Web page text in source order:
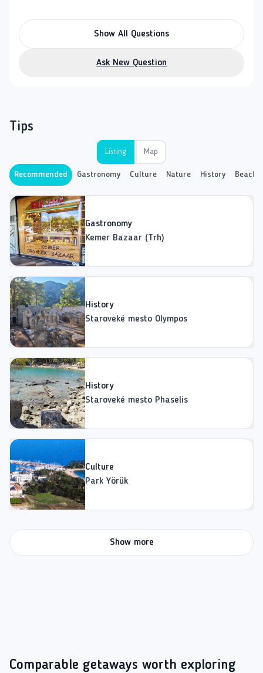
Show All Questions
Ask New Question
Tips
Listing Map
Recommended Gastronomy Culture Nature History Beach
Gastronomy
Kemer Bazaar (Trh)
History
Staroveké mesto Olympos
History
Staroveké mesto Phaselis
Culture
Park Yörük
Show more
Comparable getaways worth exploring